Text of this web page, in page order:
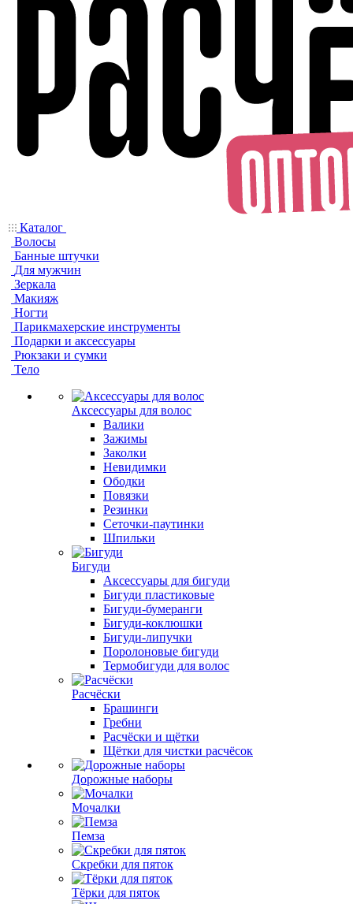
Каталог
Волосы
Банные штучки
Для мужчин
Зеркала
Макияж
Ногти
Парикмахерские инструменты
Подарки и аксессуары
Рюкзаки и сумки
Тело
Аксессуары для волос
Валики
Зажимы
Заколки
Невидимки
Ободки
Повязки
Резинки
Сеточки-паутинки
Шпильки
Бигуди
Аксессуары для бигуди
Бигуди пластиковые
Бигуди-бумеранги
Бигуди-коклюшки
Бигуди-липучки
Поролоновые бигуди
Термобигуди для волос
Расчёски
Брашинги
Гребни
Расчёски и щётки
Щётки для чистки расчёсок
Дорожные наборы
Мочалки
Пемза
Скребки для пяток
Тёрки для пяток